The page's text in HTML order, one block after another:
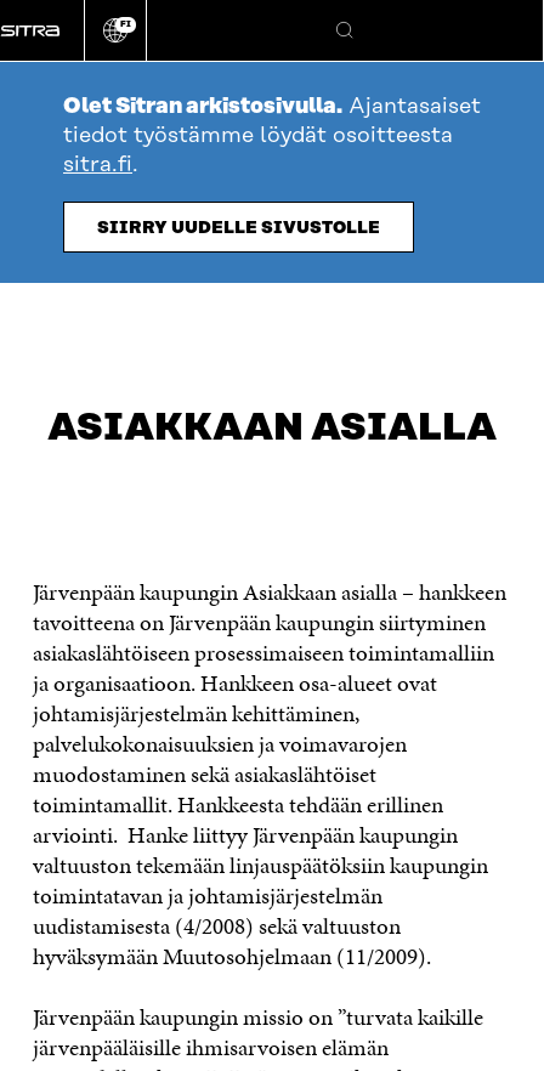
suoraan
sisältöön
Vaihda
kieli
FI
Hae
Olet Sitran arkistosivulla. Ajantasaiset
tiedot työstämme löydät osoitteesta
sitra.fi.
SIIRRY UUDELLE SIVUSTOLLE
ASIAKKAAN ASIALLA
Järvenpään kaupungin Asiakkaan asialla – hankkeen
tavoitteena on Järvenpään kaupungin siirtyminen
asiakaslähtöiseen prosessimaiseen toimintamalliin
ja organisaatioon. Hankkeen osa-alueet ovat
johtamisjärjestelmän kehittäminen,
palvelukokonaisuuksien ja voimavarojen
muodostaminen sekä asiakaslähtöiset
toimintamallit. Hankkeesta tehdään erillinen
arviointi. Hanke liittyy Järvenpään kaupungin
valtuuston tekemään linjauspäätöksiin kaupungin
toimintatavan ja johtamisjärjestelmän
uudistamisesta (4/2008) sekä valtuuston
hyväksymään Muutosohjelmaan (11/2009).
Järvenpään kaupungin missio on ”turvata kaikille
järvenpääläisille ihmisarvoisen elämän